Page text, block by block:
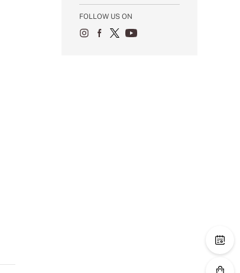
1月（66）
1月（72）
6月（14）
7月（22）
FOLLOW US ON